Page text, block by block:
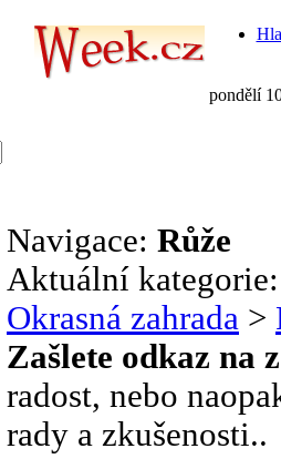
pondělí
Navigace: Růže
Aktuální
Okrasná zahrada >
Zašlete odkaz na
radost, nebo
rady a zkušenosti..